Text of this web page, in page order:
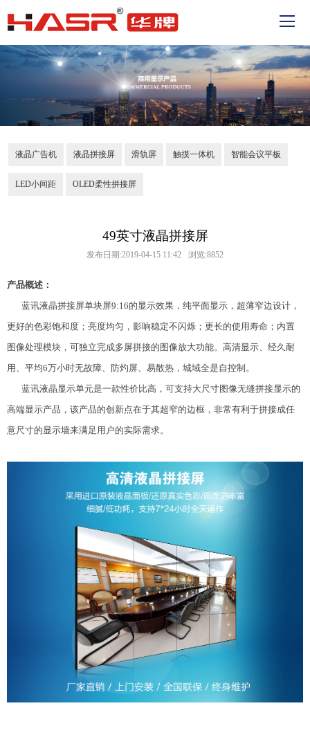
液晶广告机 液晶拼接屏 滑轨屏 触摸一体机 智能会议平板
LED小间距 OLED柔性拼接屏
49英寸液晶拼接屏
发布日期:2019-04-15 11:42 浏览:8852
产品概述：
蓝讯液晶拼接屏单块屏9:16的显示效果，纯平面显示，超薄窄边设计，
更好的色彩饱和度；亮度均匀，影响稳定不闪烁；更长的使用寿命；内置
图像处理模块，可独立完成多屏拼接的图像放大功能。高清显示、经久耐
用、平均6万小时无故障、防灼屏、易散热，城域全是自控制。
蓝讯液晶显示单元是一款性价比高，可支持大尺寸图像无缝拼接显示的
高端显示产品，该产品的创新点在于其超窄的边框，非常有利于拼接成任
意尺寸的显示墙来满足用户的实际需求。